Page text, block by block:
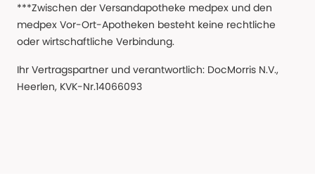
***Zwischen der Versandapotheke medpex und den
medpex Vor-Ort-Apotheken besteht keine rechtliche
oder wirtschaftliche Verbindung.
Ihr Vertragspartner und verantwortlich: DocMorris N.V.,
Heerlen, KVK-Nr.14066093